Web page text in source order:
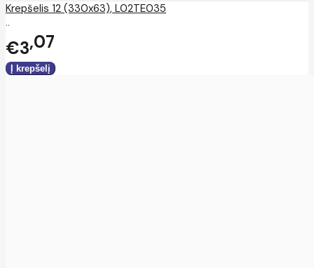
Krepšelis 12 (330x63), L02TE035
..
€3 07